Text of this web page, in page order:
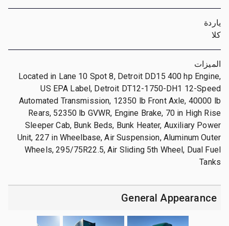
ياردة
كلا
الميزات
Located in Lane 10 Spot 8, Detroit DD15 400 hp Engine,
US EPA Label, Detroit DT12-1750-DH1 12-Speed
Automated Transmission, 12350 lb Front Axle, 40000 lb
Rears, 52350 lb GVWR, Engine Brake, 70 in High Rise
Sleeper Cab, Bunk Beds, Bunk Heater, Auxiliary Power
Unit, 227 in Wheelbase, Air Suspension, Aluminum Outer
Wheels, 295/75R22.5, Air Sliding 5th Wheel, Dual Fuel
Tanks
General Appearance